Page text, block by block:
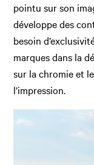
pointu sur son
développe des
besoin
marques dans la
sur la chromie et
l’impression.